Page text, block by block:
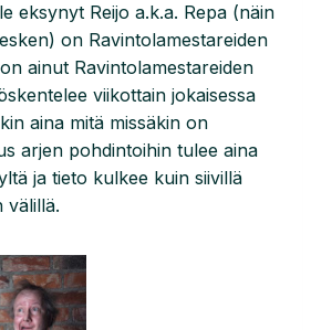
eksynyt Reijo a.k.a. Repa (näin
on Ravintolamestareiden
ainut Ravintolamestareiden
viikottain jokaisessa
aina mitä missäkin on
arjen pohdintoihin tulee aina
ja tieto kulkee kuin siivillä
välillä.